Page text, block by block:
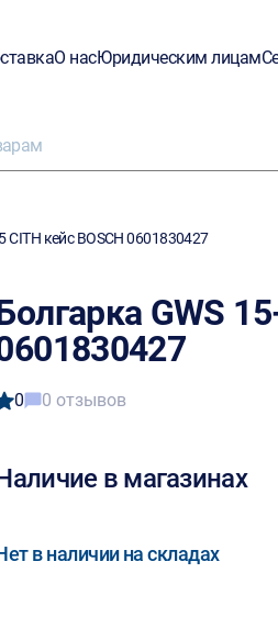
О насЮридическим лицам
CITH кейс BOSCH 0601830427
GWS
0 0 отзывов
в магазинах
в наличии на складах